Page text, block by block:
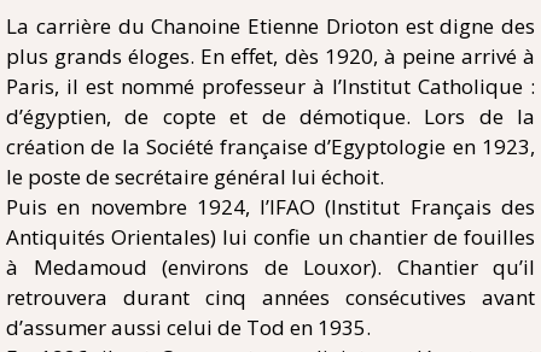
La carrière du Chanoine Etienne Drioton est digne des
plus grands éloges. En effet, dès 1920, à peine arrivé à
Paris, il est nommé professeur à l’Institut Catholique :
d’égyptien, de copte et de démotique. Lors de la
création de la Société française d’Egyptologie en 1923,
le poste de secrétaire général lui échoit.
Puis en novembre 1924, l’IFAO (Institut Français des
Antiquités Orientales) lui confie un chantier de fouilles
à Medamoud (environs de Louxor). Chantier qu’il
retrouvera durant cinq années consécutives avant
d’assumer aussi celui de Tod en 1935.